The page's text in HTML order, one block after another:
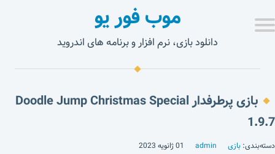
موب فور یو
دانلود بازی، نرم افزار و برنامه های اندروید
بازی پرطرفدار Doodle Jump Christmas Special
1.9.7
دسته‌بندی: بازی admin 01 ژانویه 2023